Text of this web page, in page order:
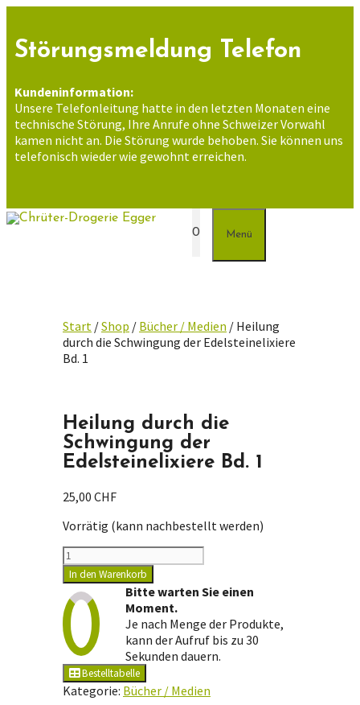
springen
Störungsmeldung Telefon
Kundeninformation:
Unsere Telefonleitung hatte in den letzten Monaten eine
technische Störung, Ihre Anrufe ohne Schweizer Vorwahl
kamen nicht an. Die Störung wurde behoben. Sie können uns
telefonisch wieder wie gewohnt erreichen.
0 Menü
Start /Shop / Bücher / Medien / Heilung
durch die Schwingung der Edelsteinelixiere
Bd. 1
Heilung durch die
Schwingung der
Edelsteinelixiere Bd. 1
25,00 CHF
Vorrätig (kann nachbestellt werden)
Heilung
durch
die
Schwingung
der
Edelsteinelixiere
Bd.
1
Menge
In den Warenkorb
Bitte warten Sie einen
Moment.
Je nach Menge der Produkte,
kann der Aufruf bis zu 30
Sekunden dauern.
Bestelltabelle
Kategorie: Bücher / Medien